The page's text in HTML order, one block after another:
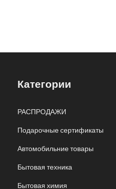
Категории
РАСПРОДАЖИ
Подарочные сертификаты
Автомобильние товары
Бытовая техника
Бытовая химия